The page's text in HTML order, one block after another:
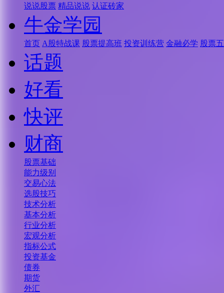
说说股票 精品说说 认证砖家
牛金学园
首页 A股特战课 股票提高班 投资训练营 金融必学 股票
话题
好看
快评
财商
股票基础
能力级别
交易心法
选股技巧
技术分析
基本分析
行业分析
宏观分析
指标公式
投资基金
债券
期货
外汇